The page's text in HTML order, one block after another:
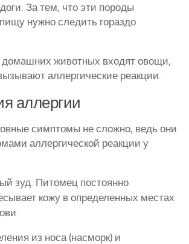
За тем, что эти породы
нужно следить гораздо
домашних животных входят овощи,
аллергические реакции.
аллергии
симптомы не сложно, ведь они
аллергической реакции у
зуд. Питомец постоянно
кожу в определенных местах
из носа (насморк) и